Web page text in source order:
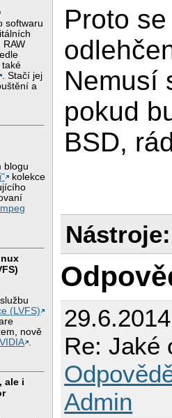
softwaru
také
. Stačí jej
a
blogu
kolekce
(LVFS)
nově
.
ale i
Proto
Nemusí
pokud
BSD,
Nástroje:
Re: Jaké
Admin